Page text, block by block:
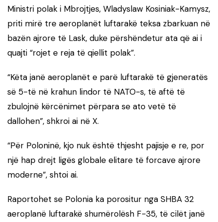
Ministri polak i Mbrojtjes, Wladyslaw Kosiniak-Kamysz,
priti mirë tre aeroplanët luftarakë teksa zbarkuan në
bazën ajrore të Lask, duke përshëndetur ata që ai i
quajti “rojet e reja të qiellit polak”.
“Këta janë aeroplanët e parë luftarakë të gjeneratës
së 5-të në krahun lindor të NATO-s, të aftë të
zbulojnë kërcënimet përpara se ato vetë të
dallohen”, shkroi ai në X.
“Për Poloninë, kjo nuk është thjesht pajisje e re, por
një hap drejt ligës globale elitare të forcave ajrore
moderne”, shtoi ai.
Raportohet se Polonia ka porositur nga SHBA 32
aeroplanë luftarakë shumërolësh F-35, të cilët janë